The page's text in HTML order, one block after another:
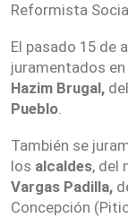
Reformista
El pasado 15 de
juramentados
Hazim Brugal, del
Pueblo.
También se
los alcaldes, del
Vargas Padilla,
Concepción